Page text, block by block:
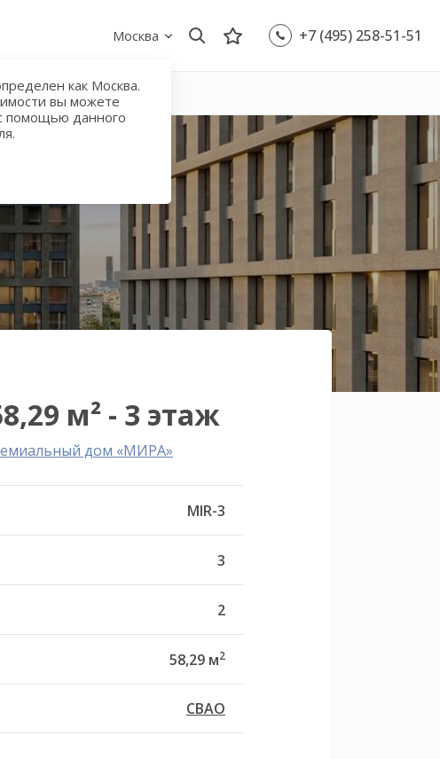
Москва
как Москва.
вы можете
помощью данного
+7 (495) 258-51-51
м² - 3 этаж
дом «МИРА»
MIR-3
3
2
58,29 м2
СВАО